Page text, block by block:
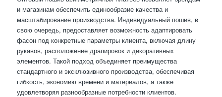
и магазинам обеспечить единообразие качества и
масштабирование производства. Индивидуальный пошив, в
свою очередь, предоставляет возможность адаптировать
фасон под конкретные параметры клиента, включая длину
рукавов, расположение драпировок и декоративных
элементов. Такой подход объединяет преимущества
стандартного и эксклюзивного производства, обеспечивая
гибкость, экономию времени и материалов, а также
удовлетворяя разнообразные потребности клиентов.